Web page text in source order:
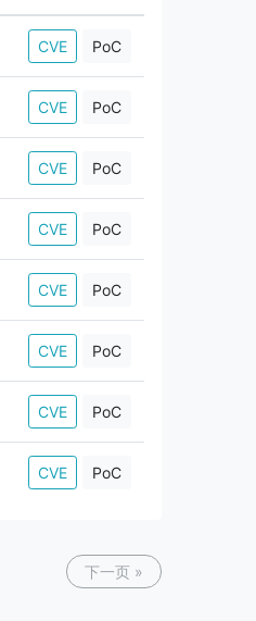
CVE PoC
CVE PoC
CVE PoC
CVE PoC
CVE PoC
CVE PoC
CVE PoC
CVE PoC
下一页 »